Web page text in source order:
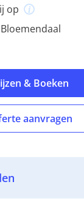
op
& Boeken
aanvragen